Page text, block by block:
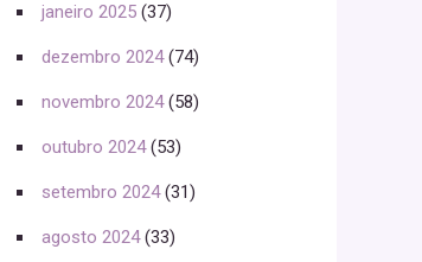
janeiro 2025 (37)
dezembro 2024(74)
novembro 2024(58)
outubro 2024(53)
setembro 2024(31)
agosto 2024(33)